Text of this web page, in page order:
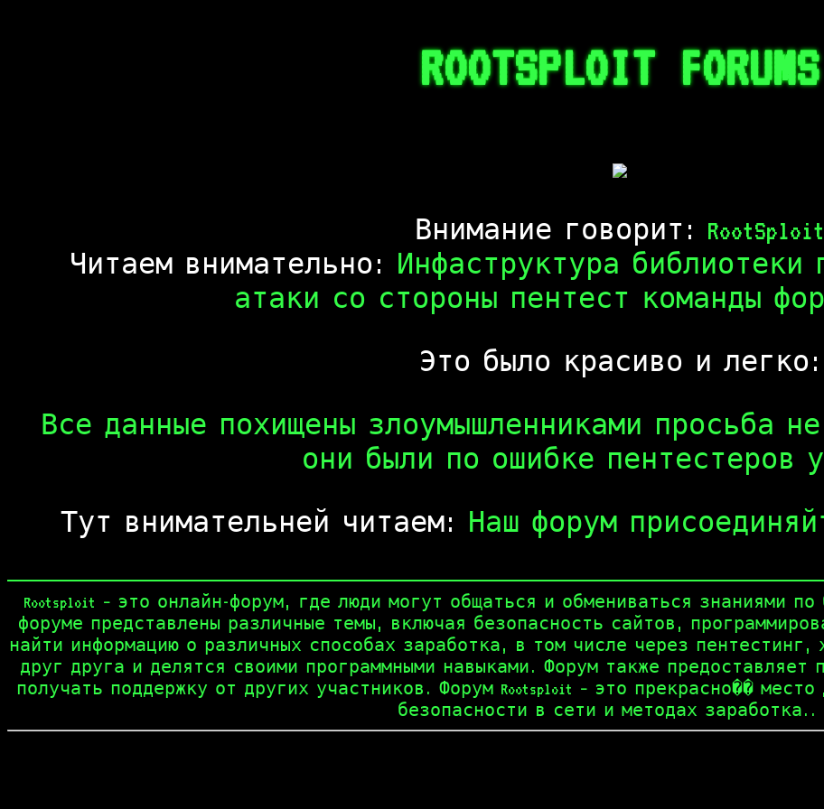
ROOTSPLOIT FORUMS
Внимание говорит: RootSploit
Читаем внимательно:
Инфаструктура библиотеки
атаки со стороны пентест команды
Это было красиво и легко:
Все данные похищены злоумышленниками просьба
они были по ошибке пентестеров
Тут внимательней читаем: Наш форум
Rootsploit – это онлайн-форум, где люди могут общаться и обмениваться знаниями
форуме представлены различные темы, включая безопасность сайтов,
найти информацию о различных способах заработка, в том числе через пентестинг,
друг друга и делятся своими программными навыками. Форум также предоставляет
получать поддержку от других участников. Форум Rootsploit – это прекрасно��
безопасности в сети и методах заработка..